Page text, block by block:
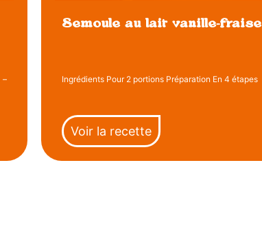
–
Semoule au lait vanille-fraise
Ingrédients Pour 2 portions Préparation En 4 étapes
Voir la recette